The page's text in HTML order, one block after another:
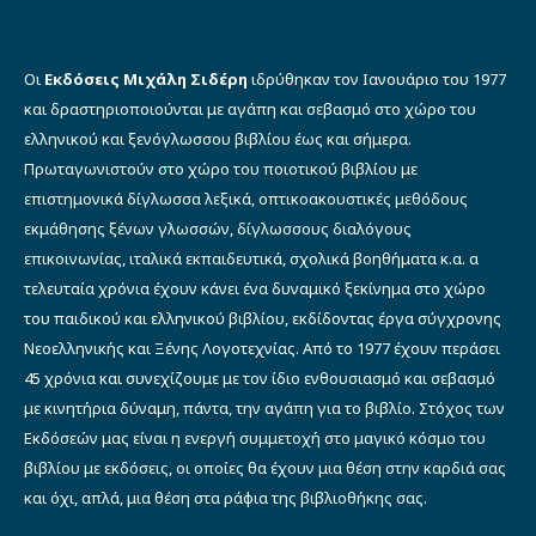
Οι Εκδόσεις Μιχάλη Σιδέρη ιδρύθηκαν τον Ιανουάριο του 1977
και δραστηριοποιούνται με αγάπη και σεβασμό στο χώρο του
ελληνικού και ξενόγλωσσου βιβλίου έως και σήμερα.
Πρωταγωνιστούν στο χώρο του ποιοτικού βιβλίου με
επιστημονικά δίγλωσσα λεξικά, οπτικοακουστικές μεθόδους
εκμάθησης ξένων γλωσσών, δίγλωσσους διαλόγους
επικοινωνίας, ιταλικά εκπαιδευτικά, σχολικά βοηθήματα κ.α. α
τελευταία χρόνια έχουν κάνει ένα δυναμικό ξεκίνημα στο χώρο
του παιδικού και ελληνικού βιβλίου, εκδίδοντας έργα σύγχρονης
Νεοελληνικής και Ξένης Λογοτεχνίας. Από το 1977 έχουν περάσει
45 χρόνια και συνεχίζουμε με τον ίδιο ενθουσιασμό και σεβασμό
με κινητήρια δύναμη, πάντα, την αγάπη για το βιβλίο. Στόχος των
Εκδόσεών μας είναι η ενεργή συμμετοχή στο μαγικό κόσμο του
βιβλίου με εκδόσεις, οι οποίες θα έχουν μια θέση στην καρδιά σας
και όχι, απλά, μια θέση στα ράφια της βιβλιοθήκης σας.